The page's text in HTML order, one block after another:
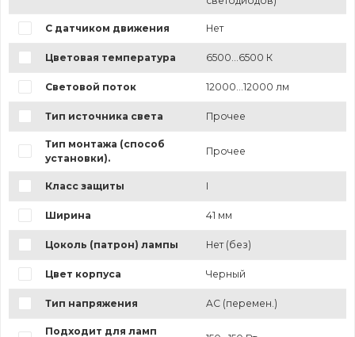
С датчиком движения Нет
Цветовая температура 6500...6500 К
Световой поток 12000...12000 лм
Тип источника света Прочее
Тип монтажа (способ
установки).
Прочее
Класс защиты I
Ширина 41 мм
Цоколь (патрон) лампы Нет (без)
Цвет корпуса Черный
Тип напряжения AC (перемен.)
Подходит для ламп